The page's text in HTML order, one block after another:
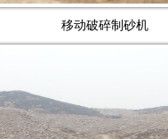
移动破碎制砂机